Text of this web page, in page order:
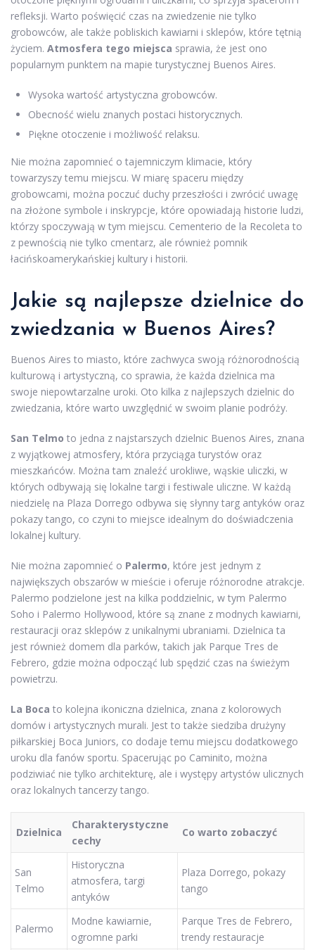
refleksji. Warto poświęcić czas na zwiedzenie nie tylko
grobowców, ale także pobliskich kawiarni i sklepów, które tętnią
życiem. Atmosfera tego miejsca sprawia, że jest ono
popularnym punktem na mapie turystycznej Buenos Aires.
Wysoka wartość artystyczna grobowców.
Obecność wielu znanych postaci historycznych.
Piękne otoczenie i możliwość relaksu.
Nie można zapomnieć o tajemniczym klimacie, który
towarzyszy temu miejscu. W miarę spaceru między
grobowcami, można poczuć duchy przeszłości i zwrócić uwagę
na złożone symbole i inskrypcje, które opowiadają historie ludzi,
którzy spoczywają w tym miejscu. Cementerio de la Recoleta to
z pewnością nie tylko cmentarz, ale również pomnik
łacińskoamerykańskiej kultury i historii.
Jakie są najlepsze dzielnice do
zwiedzania w Buenos Aires?
Buenos Aires to miasto, które zachwyca swoją różnorodnością
kulturową i artystyczną, co sprawia, że każda dzielnica ma
swoje niepowtarzalne uroki. Oto kilka z najlepszych dzielnic do
zwiedzania, które warto uwzględnić w swoim planie podróży.
San Telmo to jedna z najstarszych dzielnic Buenos Aires, znana
z wyjątkowej atmosfery, która przyciąga turystów oraz
mieszkańców. Można tam znaleźć urokliwe, wąskie uliczki, w
których odbywają się lokalne targi i festiwale uliczne. W każdą
niedzielę na Plaza Dorrego odbywa się słynny targ antyków oraz
pokazy tango, co czyni to miejsce idealnym do doświadczenia
lokalnej kultury.
Nie można zapomnieć o Palermo, które jest jednym z
największych obszarów w mieście i oferuje różnorodne atrakcje.
Palermo podzielone jest na kilka poddzielnic, w tym Palermo
Soho i Palermo Hollywood, które są znane z modnych kawiarni,
restauracji oraz sklepów z unikalnymi ubraniami. Dzielnica ta
jest również domem dla parków, takich jak Parque Tres de
Febrero, gdzie można odpocząć lub spędzić czas na świeżym
powietrzu.
La Boca to kolejna ikoniczna dzielnica, znana z kolorowych
domów i artystycznych murali. Jest to także siedziba drużyny
piłkarskiej Boca Juniors, co dodaje temu miejscu dodatkowego
uroku dla fanów sportu. Spacerując po Caminito, można
podziwiać nie tylko architekturę, ale i występy artystów ulicznych
oraz lokalnych tancerzy tango.
Dzielnica
Charakterystyczne
cechy
Co warto zobaczyć
San
Telmo
Historyczna
atmosfera, targi
antyków
Plaza Dorrego, pokazy
tango
Palermo
Modne kawiarnie,
ogromne parki
Parque Tres de Febrero,
trendy restauracje